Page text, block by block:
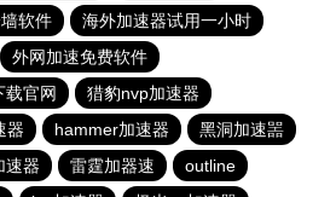
软件
海外加速器试用一小时
外网加速免费软件
载官网
猎豹nvp加速器
器 hammer加速器
黑洞加速噐
速器 雷霆加器速
outline